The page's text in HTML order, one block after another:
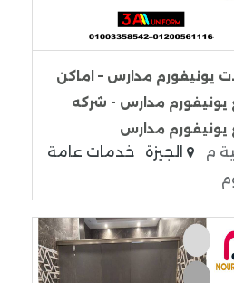
يونيفورم مدارس – اماكن
يونيفورم مدارس - شركه
يونيفورم مدارس
الجيزة
خدمات عامة